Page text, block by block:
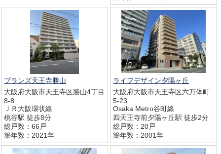
ブランズ天王寺勝山
大阪府大阪市天王寺区勝山4丁目
8-8
ＪＲ大阪環状線
桃谷駅 徒歩8分
総戸数：66戸
築年数：2021年
ライフデザイン夕陽ヶ丘
大阪府大阪市天王寺区六万体町
5-23
Osaka Metro谷町線
四天王寺前夕陽ヶ丘駅 徒歩2分
総戸数：20戸
築年数：2001年